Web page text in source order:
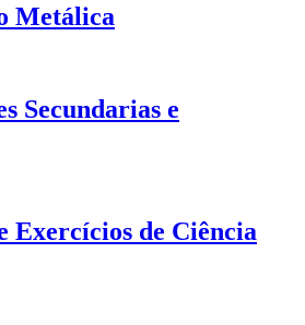
Metálica
Secundarias e
Exercícios de Ciência